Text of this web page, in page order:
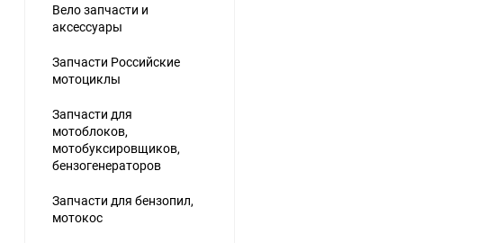
Вело запчасти и
аксессуары
Запчасти Российские
мотоциклы
Запчасти для
мотоблоков,
мотобуксировщиков,
бензогенераторов
Запчасти для бензопил,
мотокос